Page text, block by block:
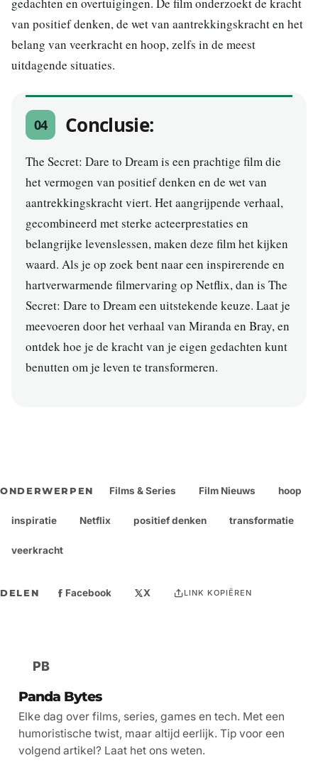
van positief denken, de wet van aantrekkingskracht en het
belang van veerkracht en hoop, zelfs in de meest
uitdagende situaties.
04 Conclusie:
The Secret: Dare to Dream is een prachtige film die
het vermogen van positief denken en de wet van
aantrekkingskracht viert. Het aangrijpende verhaal,
gecombineerd met sterke acteerprestaties en
belangrijke levenslessen, maken deze film het kijken
waard. Als je op zoek bent naar een inspirerende en
hartverwarmende filmervaring op Netflix, dan is The
Secret: Dare to Dream een uitstekende keuze. Laat je
meevoeren door het verhaal van Miranda en Bray, en
ontdek hoe je de kracht van je eigen gedachten kunt
benutten om je leven te transformeren.
ONDERWERPEN Films & Series Film Nieuws hoop
inspiratie Netflix positief denken transformatie
veerkracht
DELEN Facebook X LINK KOPIËREN
PB
Panda Bytes
Elke dag over films, series, games en tech. Met een
humoristische twist, maar altijd eerlijk. Tip voor een
volgend artikel? Laat het ons weten.